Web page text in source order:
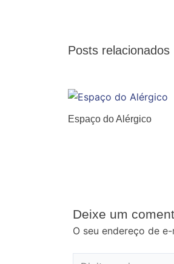
Posts relacionados
Espaço do Alérgico
Deixe um
O seu endereço de
Digite